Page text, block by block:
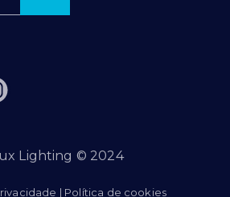
Lighting © 2024
| Política de cookies